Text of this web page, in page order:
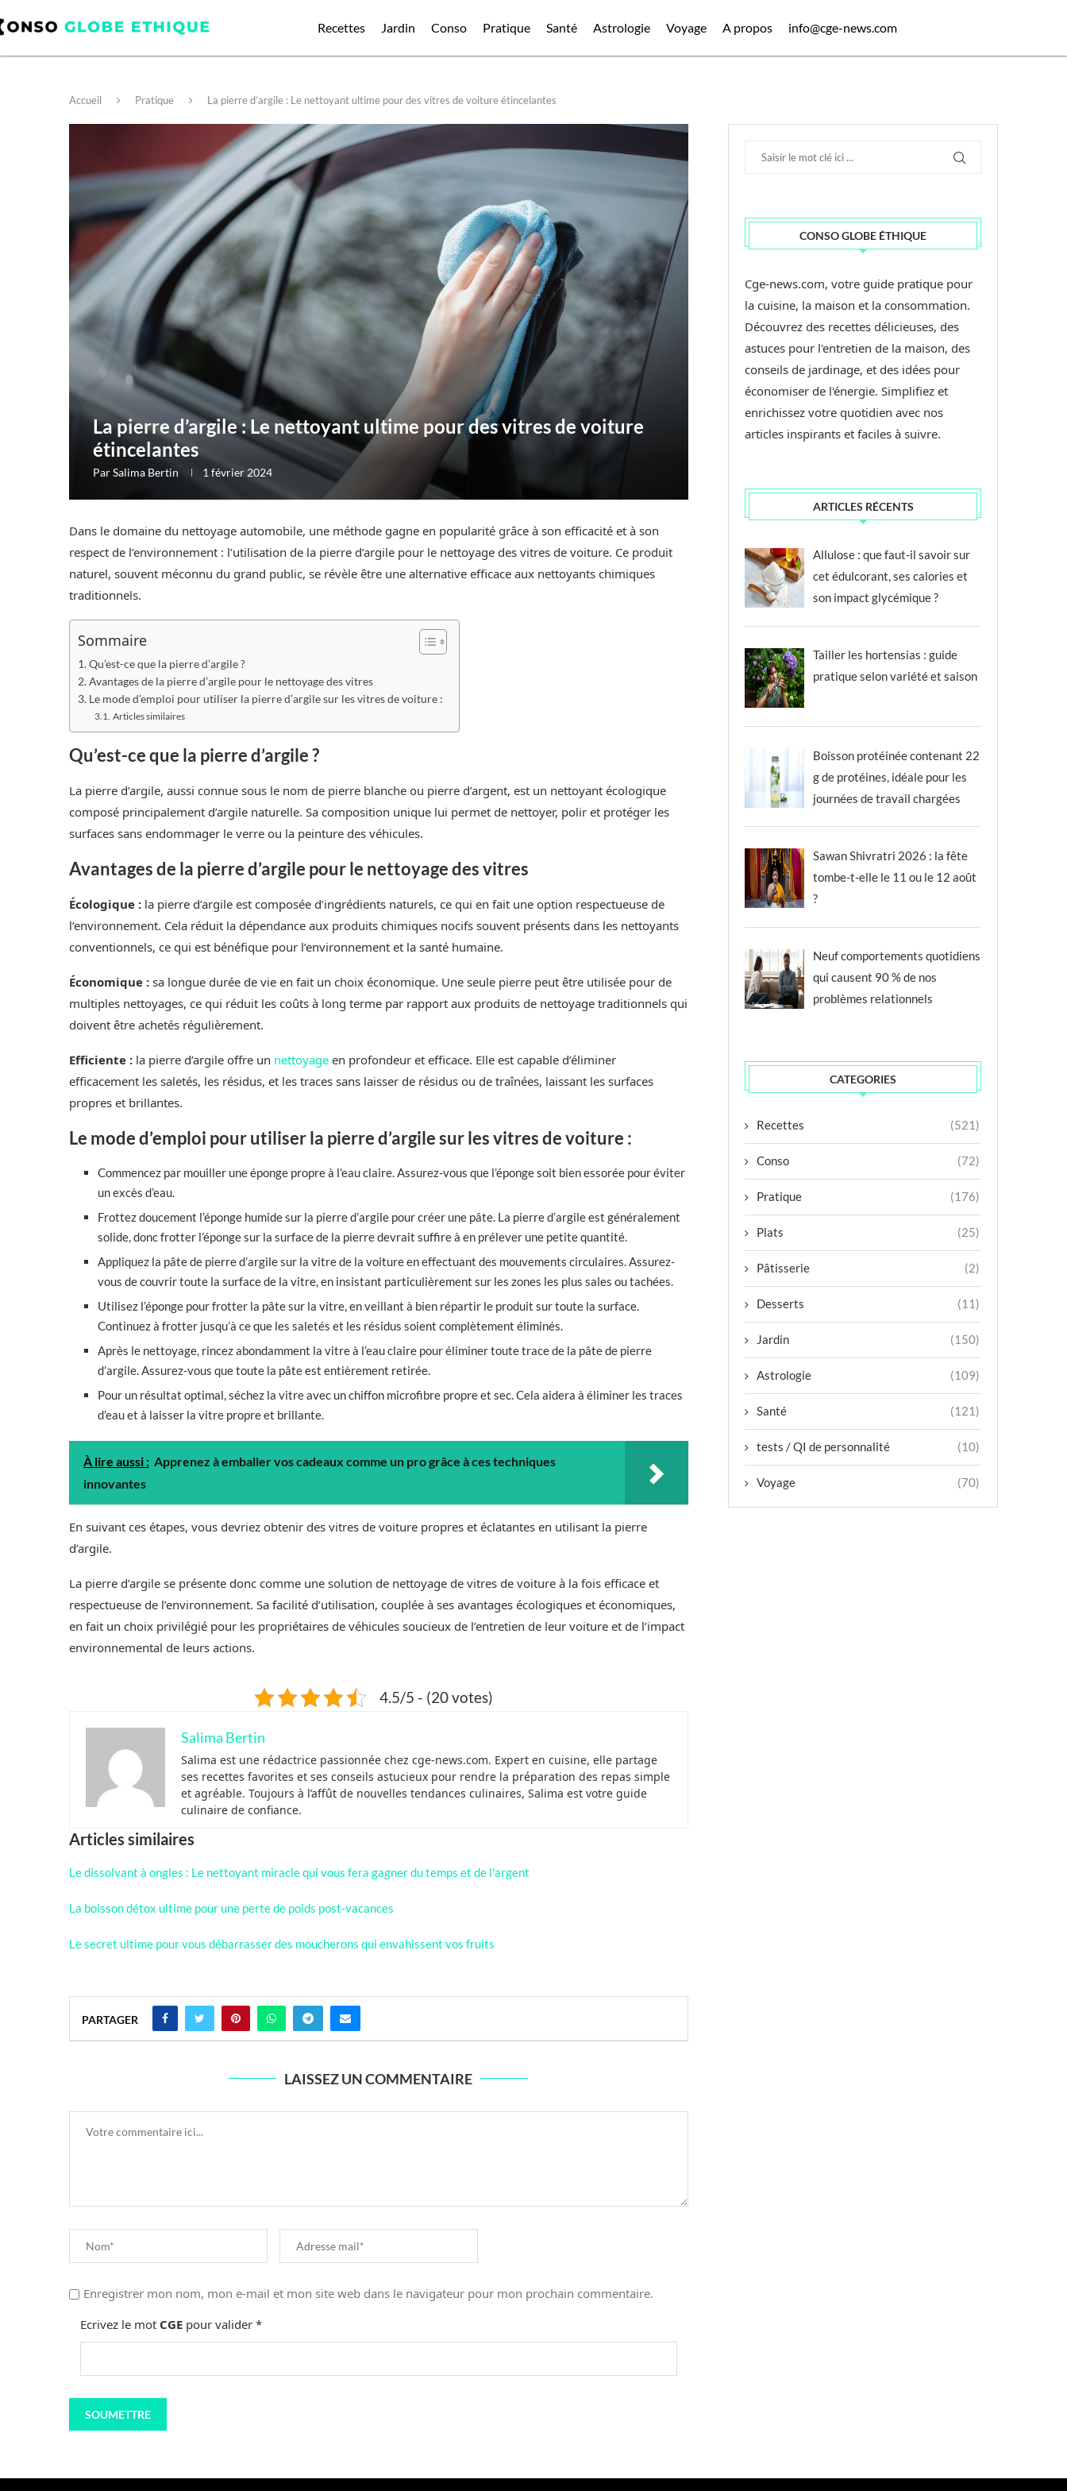
Recettes Jardin Conso Pratique Santé Astrologie Voyage A propos info@cge-news.com
Accueil Pratique La pierre d’argile : Le nettoyant ultime pour des vitres de voiture étincelantes
La pierre d’argile : Le nettoyant ultime pour des vitres de voiture
étincelantes
ParSalima Bertin 1 février 2024
Dans le domaine du nettoyage automobile, une méthode gagne en popularité grâce à son efficacité et à son
respect de l’environnement : l’utilisation de la pierre d’argile pour le nettoyage des vitres de voiture. Ce produit
naturel, souvent méconnu du grand public, se révèle être une alternative efficace aux nettoyants chimiques
traditionnels.
Sommaire
Qu’est-ce que la pierre d’argile ?
Avantages de la pierre d’argile pour le nettoyage des vitres
Le mode d’emploi pour utiliser la pierre d’argile sur les vitres de voiture :
Articles similaires
Qu’est-ce que la pierre d’argile ?
La pierre d’argile, aussi connue sous le nom de pierre blanche ou pierre d’argent, est un nettoyant écologique
composé principalement d’argile naturelle. Sa composition unique lui permet de nettoyer, polir et protéger les
surfaces sans endommager le verre ou la peinture des véhicules.
Avantages de la pierre d’argile pour le nettoyage des vitres
Écologique : la pierre d’argile est composée d’ingrédients naturels, ce qui en fait une option respectueuse de
l’environnement. Cela réduit la dépendance aux produits chimiques nocifs souvent présents dans les nettoyants
conventionnels, ce qui est bénéfique pour l’environnement et la santé humaine.
Économique : sa longue durée de vie en fait un choix économique. Une seule pierre peut être utilisée pour de
multiples nettoyages, ce qui réduit les coûts à long terme par rapport aux produits de nettoyage traditionnels qui
doivent être achetés régulièrement.
Efficiente : la pierre d’argile offre un nettoyage en profondeur et efficace. Elle est capable d’éliminer
efficacement les saletés, les résidus, et les traces sans laisser de résidus ou de traînées, laissant les surfaces
propres et brillantes.
Le mode d’emploi pour utiliser la pierre d’argile sur les vitres de voiture :
Commencez par mouiller une éponge propre à l’eau claire. Assurez-vous que l’éponge soit bien essorée pour éviter
un excès d’eau.
Frottez doucement l’éponge humide sur la pierre d’argile pour créer une pâte. La pierre d’argile est généralement
solide, donc frotter l’éponge sur la surface de la pierre devrait suffire à en prélever une petite quantité.
Appliquez la pâte de pierre d’argile sur la vitre de la voiture en effectuant des mouvements circulaires. Assurez-
vous de couvrir toute la surface de la vitre, en insistant particulièrement sur les zones les plus sales ou tachées.
Utilisez l’éponge pour frotter la pâte sur la vitre, en veillant à bien répartir le produit sur toute la surface.
Continuez à frotter jusqu’à ce que les saletés et les résidus soient complètement éliminés.
Après le nettoyage, rincez abondamment la vitre à l’eau claire pour éliminer toute trace de la pâte de pierre
d’argile. Assurez-vous que toute la pâte est entièrement retirée.
Pour un résultat optimal, séchez la vitre avec un chiffon microfibre propre et sec. Cela aidera à éliminer les traces
d’eau et à laisser la vitre propre et brillante.
À lire aussi : Apprenez à emballer vos cadeaux comme un pro grâce à ces techniques
innovantes
En suivant ces étapes, vous devriez obtenir des vitres de voiture propres et éclatantes en utilisant la pierre
d’argile.
La pierre d’argile se présente donc comme une solution de nettoyage de vitres de voiture à la fois efficace et
respectueuse de l’environnement. Sa facilité d’utilisation, couplée à ses avantages écologiques et économiques,
en fait un choix privilégié pour les propriétaires de véhicules soucieux de l’entretien de leur voiture et de l’impact
environnemental de leurs actions.
4.5/5 - (20 votes)
Salima Bertin
Salima est une rédactrice passionnée chez cge-news.com. Expert en cuisine, elle partage
ses recettes favorites et ses conseils astucieux pour rendre la préparation des repas simple
et agréable. Toujours à l’affût de nouvelles tendances culinaires, Salima est votre guide
culinaire de confiance.
Articles similaires
Le dissolvant à ongles : Le nettoyant miracle qui vous fera gagner du temps et de l'argent
La boisson détox ultime pour une perte de poids post-vacances
Le secret ultime pour vous débarrasser des moucherons qui envahissent vos fruits
PARTAGER
LAISSEZ UN COMMENTAIRE
Enregistrer mon nom, mon e-mail et mon site web dans le navigateur pour mon prochain commentaire.
Ecrivez le mot CGE pour valider *
CONSO GLOBE ÉTHIQUE
Cge-news.com, votre guide pratique pour
la cuisine, la maison et la consommation.
Découvrez des recettes délicieuses, des
astuces pour l'entretien de la maison, des
conseils de jardinage, et des idées pour
économiser de l'énergie. Simplifiez et
enrichissez votre quotidien avec nos
articles inspirants et faciles à suivre.
ARTICLES RÉCENTS
Allulose : que faut-il savoir sur
cet édulcorant, ses calories et
son impact glycémique ?
Tailler les hortensias : guide
pratique selon variété et saison
Boisson protéinée contenant 22
g de protéines, idéale pour les
journées de travail chargées
Sawan Shivratri 2026 : la fête
tombe-t-elle le 11 ou le 12 août
?
Neuf comportements quotidiens
qui causent 90 % de nos
problèmes relationnels
CATEGORIES
Recettes (521)
Conso (72)
Pratique (176)
Plats (25)
Pâtisserie (2)
Desserts (11)
Jardin (150)
Astrologie (109)
Santé (121)
tests / QI de personnalité (10)
Voyage (70)